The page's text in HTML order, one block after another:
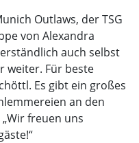
Outlaws, der TSG
von Alexandra
auch selbst
weiter. Für beste
Es gibt ein großes
an den
freuen uns